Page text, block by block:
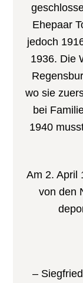
Ehepaar
jedoch
1936. Die
wo sie
bei
1940
Am 2. April
von den
–